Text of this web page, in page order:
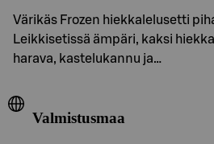
Värikäs Frozen hiekkalelusetti
Leikkisetissä ämpäri, kaksi
harava, kastelukannu ja…
Valmistusmaa